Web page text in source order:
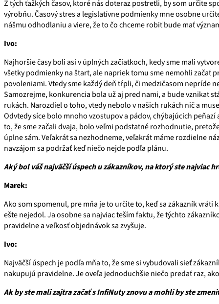
Z tých ťažkých časov, ktoré nás doteraz postretli, by som určite
výrobňu. Časový stres a legislatívne podmienky mne osobne
nášmu odhodlaniu a viere, že to čo chceme robiť bude mať
Ivo:
Najhoršie časy boli asi v úplných začiatkoch, kedy sme mali
všetky podmienky na štart, ale napriek tomu sme nemohli začať
povoleniami. Vtedy sme každý deň tŕpli, či medzičasom nepríde
Samozrejme, konkurencia bola už aj pred nami, a bude vznikať
rukách. Narozdiel o toho, vtedy nebolo v našich rukách nič a
Odvtedy síce bolo mnoho vzostupov a pádov, chýbajúcich peňazí
to, že sme začali dvaja, bolo veľmi podstatné rozhodnutie,
úplne sám. Veľakrát sa nezhodneme, veľakrát máme rozdielne
navzájom sa podržať keď niečo nejde podľa plánu.
Aký bol váš najväčší úspech u zákazníkov, na ktorý ste najviac
Marek:
Ako som spomenul, pre mňa je to určite to, keď sa zákazník
ešte nejedol. Ja osobne sa najviac teším faktu, že týchto
pravidelne a veľkosť objednávok sa zvyšuje.
Ivo:
Najväčší úspech je podľa mňa to, že sme si vybudovali sieť
nakupujú pravidelne. Je oveľa jednoduchšie niečo predať raz,
Ak by ste mali zajtra začať s InfiNuty znovu a mohli by ste